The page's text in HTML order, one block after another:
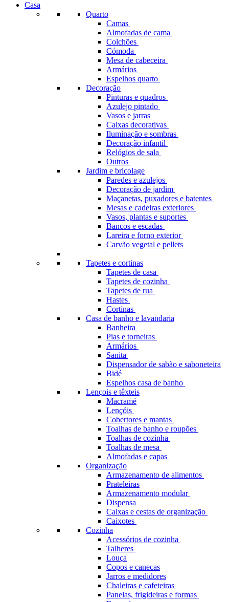
Casa
Quarto
Camas
Almofadas de cama
Colchões
Cómoda
Mesa de cabeceira
Armários
Espelhos quarto
Decoração
Pinturas e quadros
Azulejo pintado
Vasos e jarras
Caixas decorativas
Iluminação e sombras
Decoração infantil
Relógios de sala
Outros
Jardim e bricolage
Paredes e azulejos
Decoração de jardim
Maçanetas, puxadores e batentes
Mesas e cadeiras exteriores
Vasos, plantas e suportes
Bancos e escadas
Lareira e forno exterior
Carvão vegetal e pellets
Tapetes e cortinas
Tapetes de casa
Tapetes de cozinha
Tapetes de rua
Hastes
Cortinas
Casa de banho e lavandaria
Banheira
Pias e torneiras
Armários
Sanita
Dispensador de sabão e saboneteira
Bidé
Espelhos casa de banho
Lençois e têxteis
Macramé
Lençóis
Cobertores e mantas
Toalhas de banho e roupões
Toalhas de cozinha
Toalhas de mesa
Almofadas e capas
Organização
Armazenamento de alimentos
Prateleiras
Armazenamento modular
Dispensa
Caixas e cestas de organização
Caixotes
Cozinha
Acessórios de cozinha
Talheres
Louça
Copos e canecas
Jarros e medidores
Chaleiras e cafeteiras
Panelas, frigideiras e formas